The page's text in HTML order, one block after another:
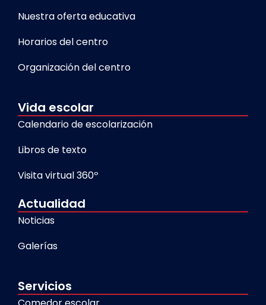
Nuestra oferta educativa
Horarios del centro
Organización del centro
Vida escolar
Calendario de escolarización
Libros de texto
Visita virtual 360º
Actualidad
Noticias
Galerías
Servicios